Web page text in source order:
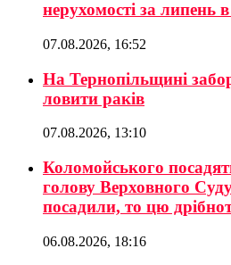
нерухомості за липень
07.08.2026, 16:52
На Тернопільщині
ловити раків
07.08.2026, 13:10
Коломойського
голову Верховного
посадили, то цю
06.08.2026, 18:16